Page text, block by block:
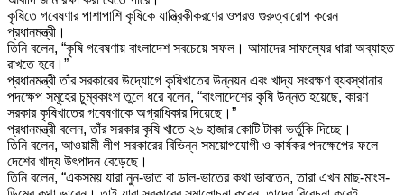
কৃষিতে গবেষণার পাশাপাশি কৃষিকে যান্ত্রিকীকরণের ওপরও গুরুত্বারোপ করেন
প্রধানমন্ত্রী।
তিনি বলেন, “কৃষি গবেষণায় বাংলাদেশ সবচেয়ে সফল। আমাদের সাফল্যের ধারা অব্যাহত
রাখতে হবে।”
প্রধানমন্ত্রী তাঁর সরকারের উদ্যোগে কৃষিখাতের উন্নয়ন এবং খাদ্য সংরক্ষণ ব্যবস্থানার
পদক্ষেপ সমূহের চুম্বকাংশ তুলে ধরে বলেন, “বাংলাদেশের কৃষি উন্নত হয়েছে, কারণ
সরকার কৃষিখাতের গবেষণাকে অগ্রাধিকার দিয়েছে।”
প্রধানমন্ত্রী বলেন, তাঁর সরকার কৃষি খাতে ২৬ হাজার কোটি টাকা ভর্তুকি দিচ্ছে।
তিনি বলেন, আওয়ামী লীগ সরকারের বিভিন্ন সময়োপযোগী ও কার্যকর পদক্ষেপের ফলে
দেশের খাদ্য উৎপাদন বেড়েছে।
তিনি বলেন, “একসময় যারা নুন-ভাত বা ডাল-ভাতের কথা ভাবতেন, তারা এখন মাছ-মাংস-